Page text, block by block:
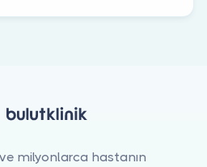
milyonlarca hastanın